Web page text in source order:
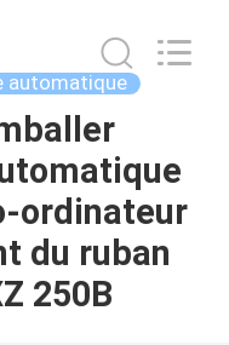
automatique
ordinateur
du ruban
250B